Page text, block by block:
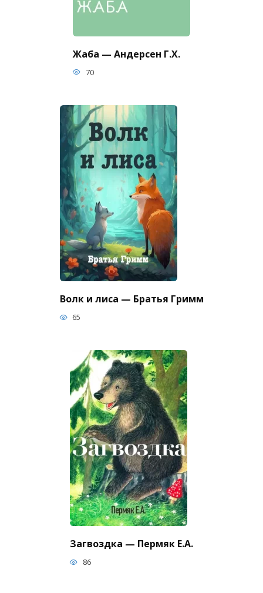
Жаба — Андерсен Г.Х.
70
Волк и лиса — Братья Гримм
65
Загвоздка — Пермяк Е.А.
86